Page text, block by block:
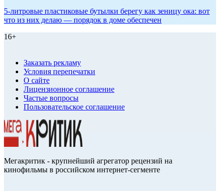
5-литровые пластиковые бутылки берегу как зеницу ока: вот
что из них делаю — порядок в доме обеспечен
16+
Заказать рекламу
Условия перепечатки
О сайте
Лицензионное соглашение
Частые вопросы
Пользовательское соглашение
Мегакритик - крупнейший агрегатор рецензий на
кинофильмы в российском интернет-сегменте